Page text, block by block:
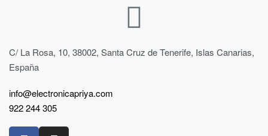
C/ La Rosa, 10, 38002, Santa Cruz de Tenerife, Islas Canarias,
España
info@electronicapriya.com
922 244 305